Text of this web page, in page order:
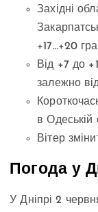
Західні
+17…+20
Від +7 до
залежно
в Одеській
Вітер
Погода у
У Дніпрі 2